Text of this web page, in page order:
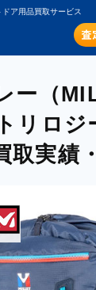
ア用品買取サービス
ー（
トリロジ
取実績